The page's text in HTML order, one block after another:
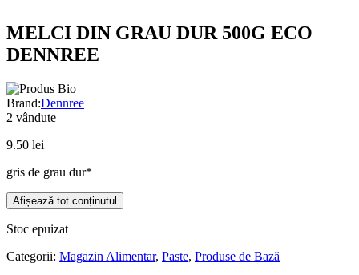
MELCI DIN GRAU DUR 500G ECO
DENNREE
Brand:Dennree
2 vândute
9.50 lei
gris de grau dur*
Afișează tot conținutul
Stoc epuizat
Categorii: Magazin Alimentar, Paste, Produse de Bază